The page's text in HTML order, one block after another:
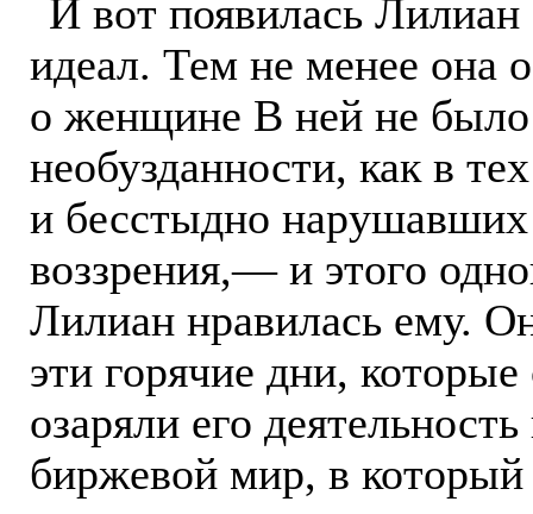
И вот появилась
идеал. Тем не менее она
о женщине В ней не
необузданности, как в
и бесстыдно
воззрения,— и этого
Лилиан нравилась ему.
эти горячие дни,
озаряли его
биржевой мир, в